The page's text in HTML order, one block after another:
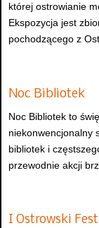
której ostrowianie
Ekspozycja jest
pochodzącego z
Noc Bibliotek
Noc Bibliotek to
niekonwencjonalny
bibliotek i
przewodnie akcji
I Ostrowski